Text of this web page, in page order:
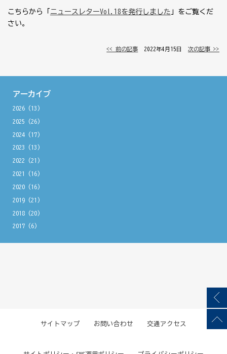
こちらから「 ニュースレターVol.18を発行しました 」をご覧くだ
さい。
<< 前の記事 │ 2022年4月15日 │次の記事 >>
アーカイブ
2026(13)
2025 (26)
2024(17)
2023 (13)
2022 (21)
2021
(16)
2020(16)
2019(21)
2018(20)
2017(6)
サイトマップ お問い合わせ 交通アクセス